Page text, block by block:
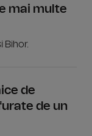
mai multe
Bihor.
de
de un